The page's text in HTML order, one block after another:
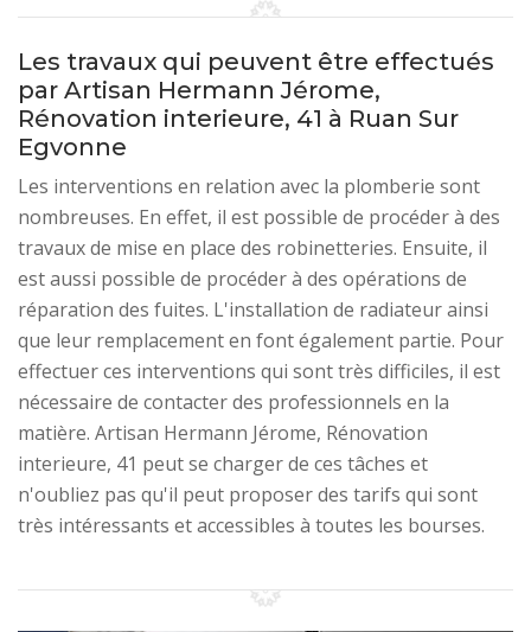
Les travaux qui peuvent être effectués
par Artisan Hermann Jérome,
Rénovation interieure, 41 à Ruan Sur
Egvonne
Les interventions en relation avec la plomberie sont
nombreuses. En effet, il est possible de procéder à des
travaux de mise en place des robinetteries. Ensuite, il
est aussi possible de procéder à des opérations de
réparation des fuites. L'installation de radiateur ainsi
que leur remplacement en font également partie. Pour
effectuer ces interventions qui sont très difficiles, il est
nécessaire de contacter des professionnels en la
matière. Artisan Hermann Jérome, Rénovation
interieure, 41 peut se charger de ces tâches et
n'oubliez pas qu'il peut proposer des tarifs qui sont
très intéressants et accessibles à toutes les bourses.